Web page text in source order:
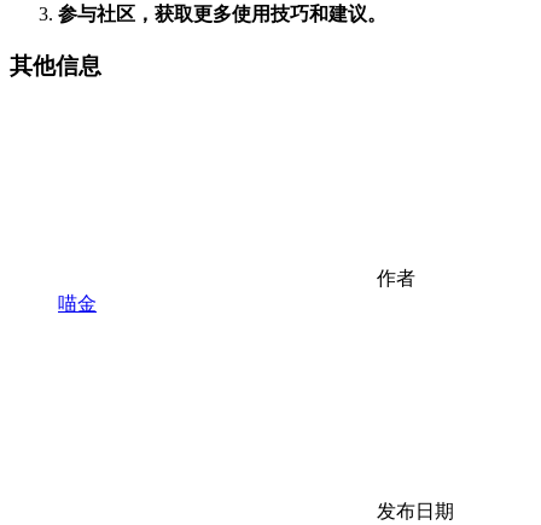
参与社区，获取更多使用技巧和建议。
其他信息
作者
喵金
发布日期